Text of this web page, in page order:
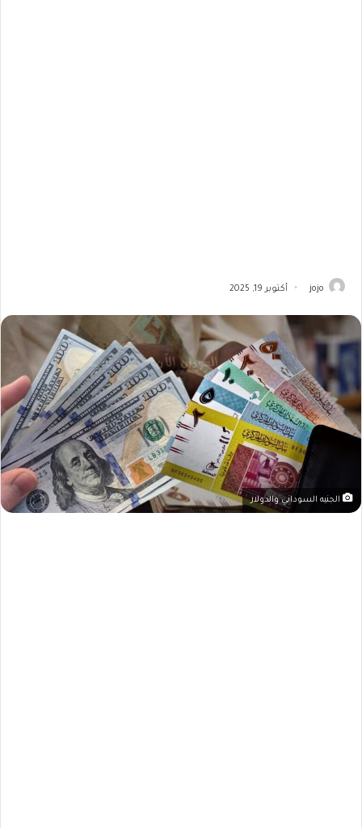
jojo أكتوبر 19, 2025
الجنيه السوداني والدولار